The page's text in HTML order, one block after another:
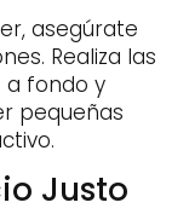
asegúrate
Realiza las
a fondo y
pequeñas
Justo